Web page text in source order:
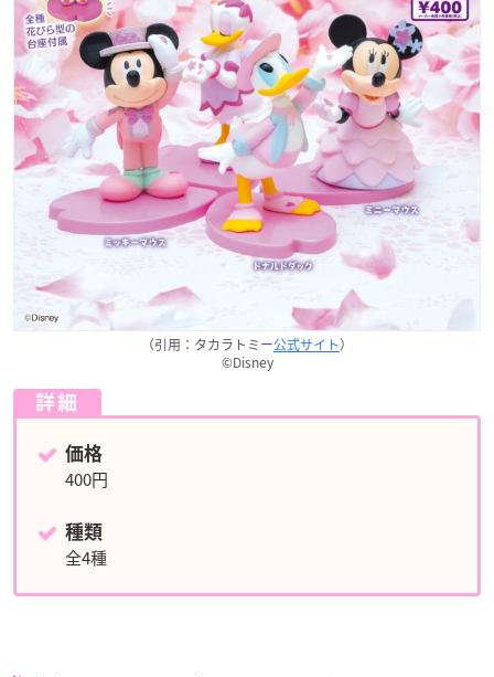
（引用：タカラトミー公式サイト）
©Disney
詳細
価格
400円
種類
全4種